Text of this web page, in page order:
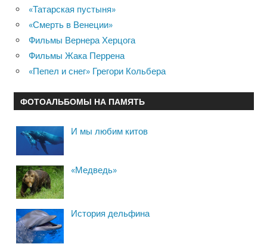
«Татарская пустыня»
«Смерть в Венеции»
Фильмы Вернера Херцога
Фильмы Жака Перрена
«Пепел и снег» Грегори Кольбера
ФОТОАЛЬБОМЫ НА ПАМЯТЬ
И мы любим китов
«Медведь»
История дельфина